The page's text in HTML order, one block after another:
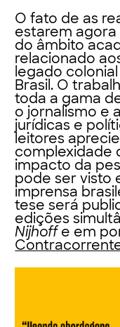
O fato de as
estarem
do âmbito
relacionado
legado
Brasil. O
toda a gama
o jornalismo e
jurídicas e
leitores
complexidade
impacto da
pode ser visto
imprensa
tese será
edições
Nijhoffe em